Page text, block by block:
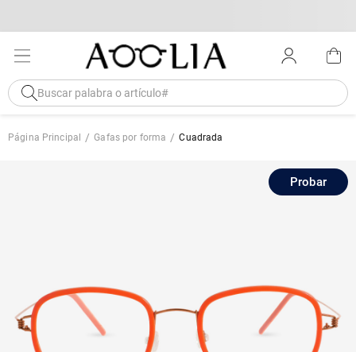
Página Principal Gafas por forma Cuadrada
Probar